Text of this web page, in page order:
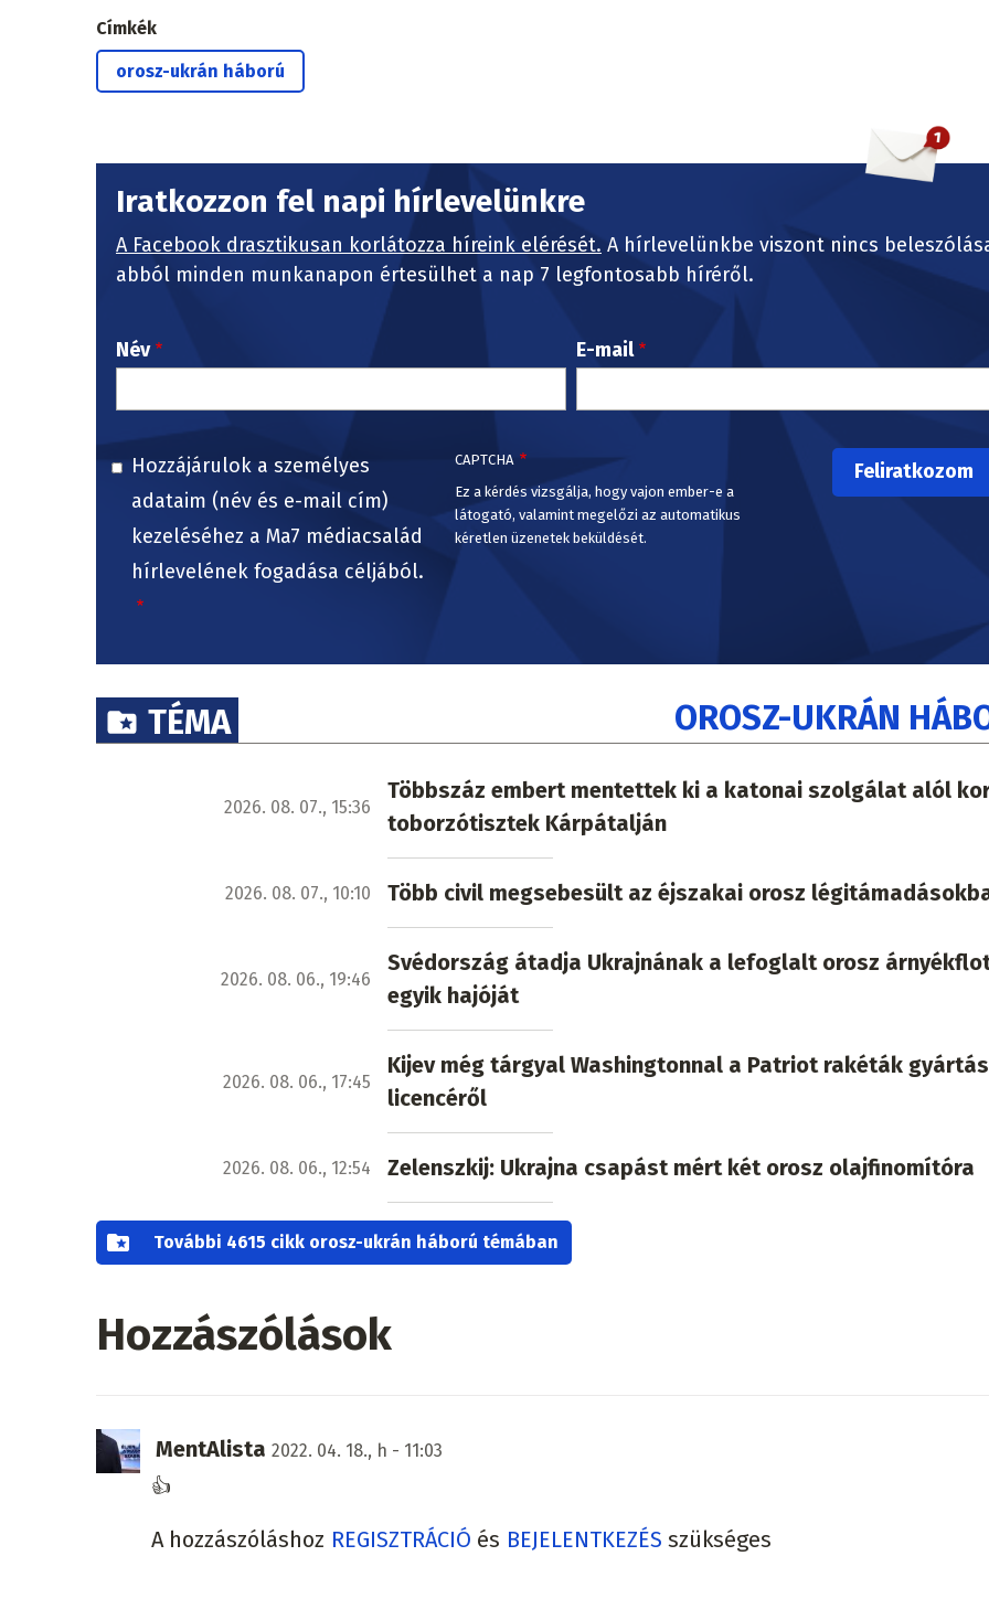
Címkék
orosz-ukrán háború
Iratkozzon fel napi hírlevelünkre
A Facebook drasztikusan korlátozza híreink elérését. A hírlevelünkbe viszont nincs
abból minden munkanapon értesülhet a nap 7 legfontosabb híréről.
Név E-mail
Hozzájárulok a személyes
adataim (név és e-mail cím)
kezeléséhez a Ma7 médiacsalád
hírlevelének fogadása céljából.
CAPTCHA
Ez a kérdés vizsgálja, hogy vajon ember-e a
látogató, valamint megelőzi az automatikus
kéretlen üzenetek beküldését.
TÉMA OROSZ-UKRÁN
2026. 08. 07., 15:36
Többszáz embert mentettek ki a katonai szolgálat alól
toborzótisztek Kárpátalján
2026. 08. 07., 10:10 Több civil megsebesült az éjszakai orosz
2026. 08. 06., 19:46
Svédország átadja Ukrajnának a lefoglalt orosz
egyik hajóját
2026. 08. 06., 17:45
Kijev még tárgyal Washingtonnal a Patriot rakéták
licencéről
2026. 08. 06., 12:54 Zelenszkij: Ukrajna csapást mért két orosz olajfinomítóra
További 4615 cikk orosz-ukrán háború témában
Hozzászólások
MentAlista 2022. 04. 18., h - 11:03
👍
A hozzászóláshoz REGISZTRÁCIÓ és BEJELENTKEZÉS szükséges